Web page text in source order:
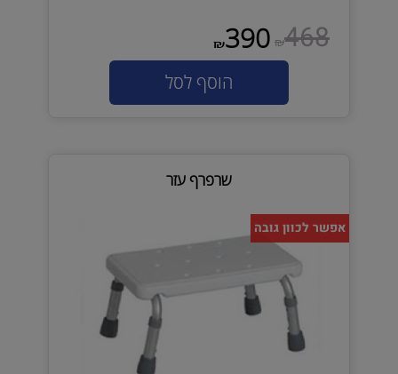
₪468
₪390
הוסף לסל
שרפרף עזר
אפשר לכוון גובה